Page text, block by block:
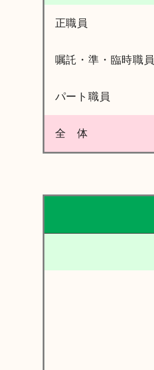
正職員
嘱託・準・臨時職員
パート職員
全 体